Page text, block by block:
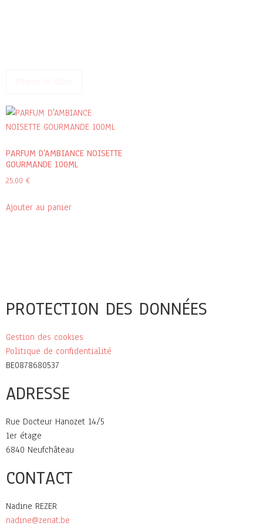
PARFUM D’AMBIANCE NOISETTE
GOURMANDE 100ML
25,00 €
Ajouter au panier
PROTECTION DES DONNÉES
Gestion des cookies
Politique de confidentialité
BE0878680537
ADRESSE
Rue Docteur Hanozet 14/5
1er étage
6840 Neufchâteau
CONTACT
Nadine REZER
nadine@zenat.be